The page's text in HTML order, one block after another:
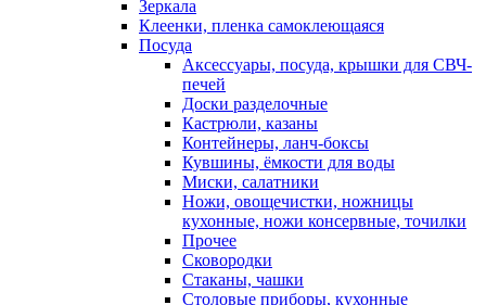
Зеркала
Клеенки, пленка самоклеющаяся
Посуда
Аксессуары, посуда, крышки для СВЧ-
печей
Доски разделочные
Кастрюли, казаны
Контейнеры, ланч-боксы
Кувшины, ёмкости для воды
Миски, салатники
Ножи, овощечистки, ножницы
кухонные, ножи консервные, точилки
Прочее
Сковородки
Стаканы, чашки
Столовые приборы, кухонные